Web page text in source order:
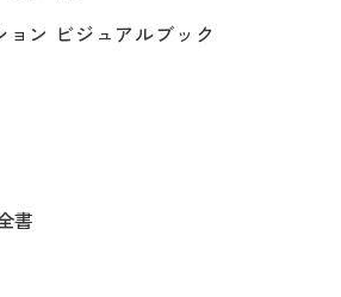
ョン ビジュアルブック
書